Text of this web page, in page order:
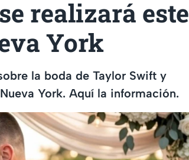
realizará este
York
la boda de Taylor Swift y
York. Aquí la información.